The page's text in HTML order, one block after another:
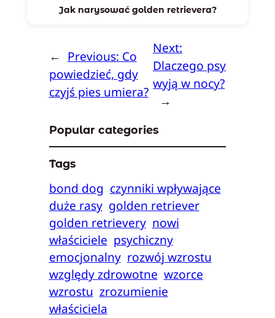
Jak narysować golden retrievera?
← Previous: Co
powiedzieć, gdy
czyjś pies umiera?
Next:
Dlaczego psy
wyją w nocy?
→
Popular categories
Tags
bond dog czynniki wpływające
duże rasy golden retriever
golden retrievery nowi
właściciele psychiczny
emocjonalny rozwój wzrostu
względy zdrowotne wzorce
wzrostu zrozumienie
właściciela